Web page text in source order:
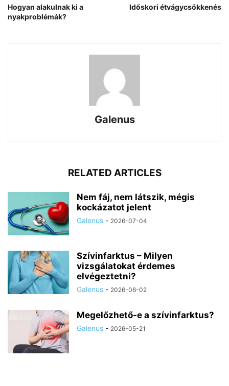
Hogyan alakulnak ki a
nyakproblémák?
Időskori étvágycsökkenés
Galenus
RELATED ARTICLES
Nem fáj, nem látszik, mégis
kockázatot jelent
Galenus - 2026-07-04
Szívinfarktus – Milyen
vizsgálatokat érdemes
elvégeztetni?
Galenus - 2026-06-02
Megelőzhető-e a szívinfarktus?
Galenus - 2026-05-21